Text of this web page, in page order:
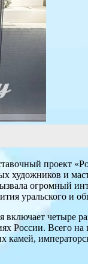
проект
художников и
огромный
уральского и
четыре
России. Всего